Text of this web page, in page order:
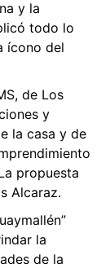
y la
todo lo
ícono del
de Los
y
la casa y de
propuesta
Alcaraz.
la
de la